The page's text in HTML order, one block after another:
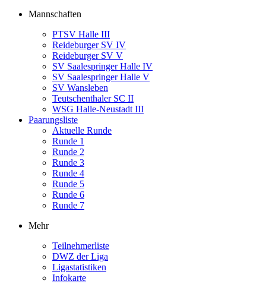
Mannschaften
PTSV Halle III
Reideburger SV IV
Reideburger SV V
SV Saalespringer Halle IV
SV Saalespringer Halle V
SV Wansleben
Teutschenthaler SC II
WSG Halle-Neustadt III
Paarungsliste
Aktuelle Runde
Runde 1
Runde 2
Runde 3
Runde 4
Runde 5
Runde 6
Runde 7
Mehr
Teilnehmerliste
DWZ der Liga
Ligastatistiken
Infokarte